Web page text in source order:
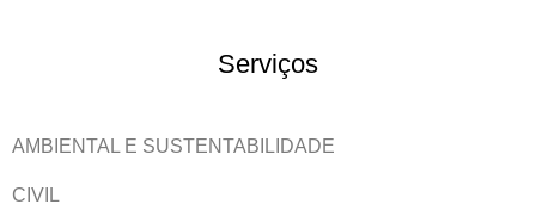
Serviços
AMBIENTAL E SUSTENTABILIDADE
CIVIL